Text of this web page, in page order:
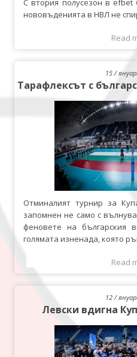
С втория полусезон в
нововъденията в НВЛ не
Read
15 /
Тарафлексът с
Отминалият турнир за
запомнен не само с
феновете на
голямата изненада, която
Read
12 /
Левски вдигна